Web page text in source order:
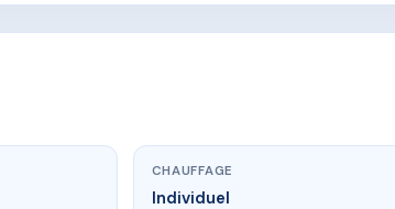
CHAUFFAGE
Individuel